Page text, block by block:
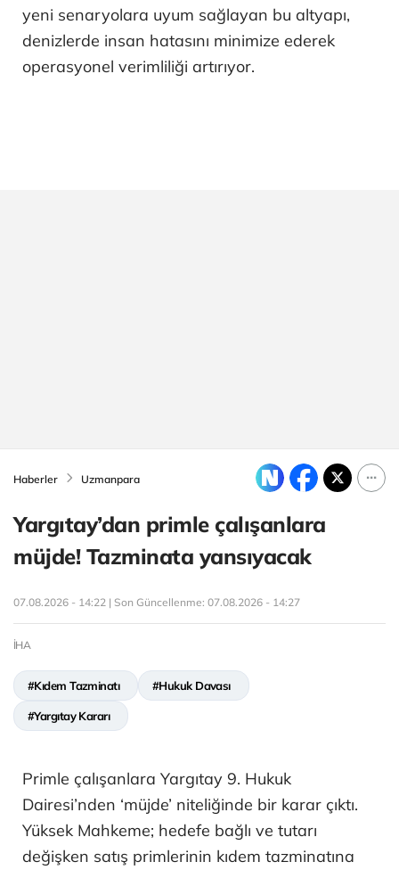
yeni senaryolara uyum sağlayan bu altyapı,
denizlerde insan hatasını minimize ederek
operasyonel verimliliği artırıyor.
Haberler Uzmanpara
Yargıtay’dan primle çalışanlara
müjde! Tazminata yansıyacak
07.08.2026 - 14:22 | Son Güncellenme: 07.08.2026 - 14:27
İHA
#Kıdem Tazminatı #Hukuk Davası
#Yargıtay Kararı
Primle çalışanlara Yargıtay 9. Hukuk
Dairesi’nden ‘müjde’ niteliğinde bir karar çıktı.
Yüksek Mahkeme; hedefe bağlı ve tutarı
değişken satış primlerinin kıdem tazminatına